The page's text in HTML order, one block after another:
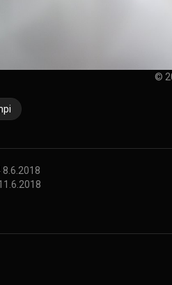
©
8.6.2018